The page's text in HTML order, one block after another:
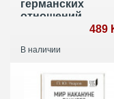
германских
отношений.
Воспоминания
посольства
Москве. 1918—
1941 гг.
489
В наличии